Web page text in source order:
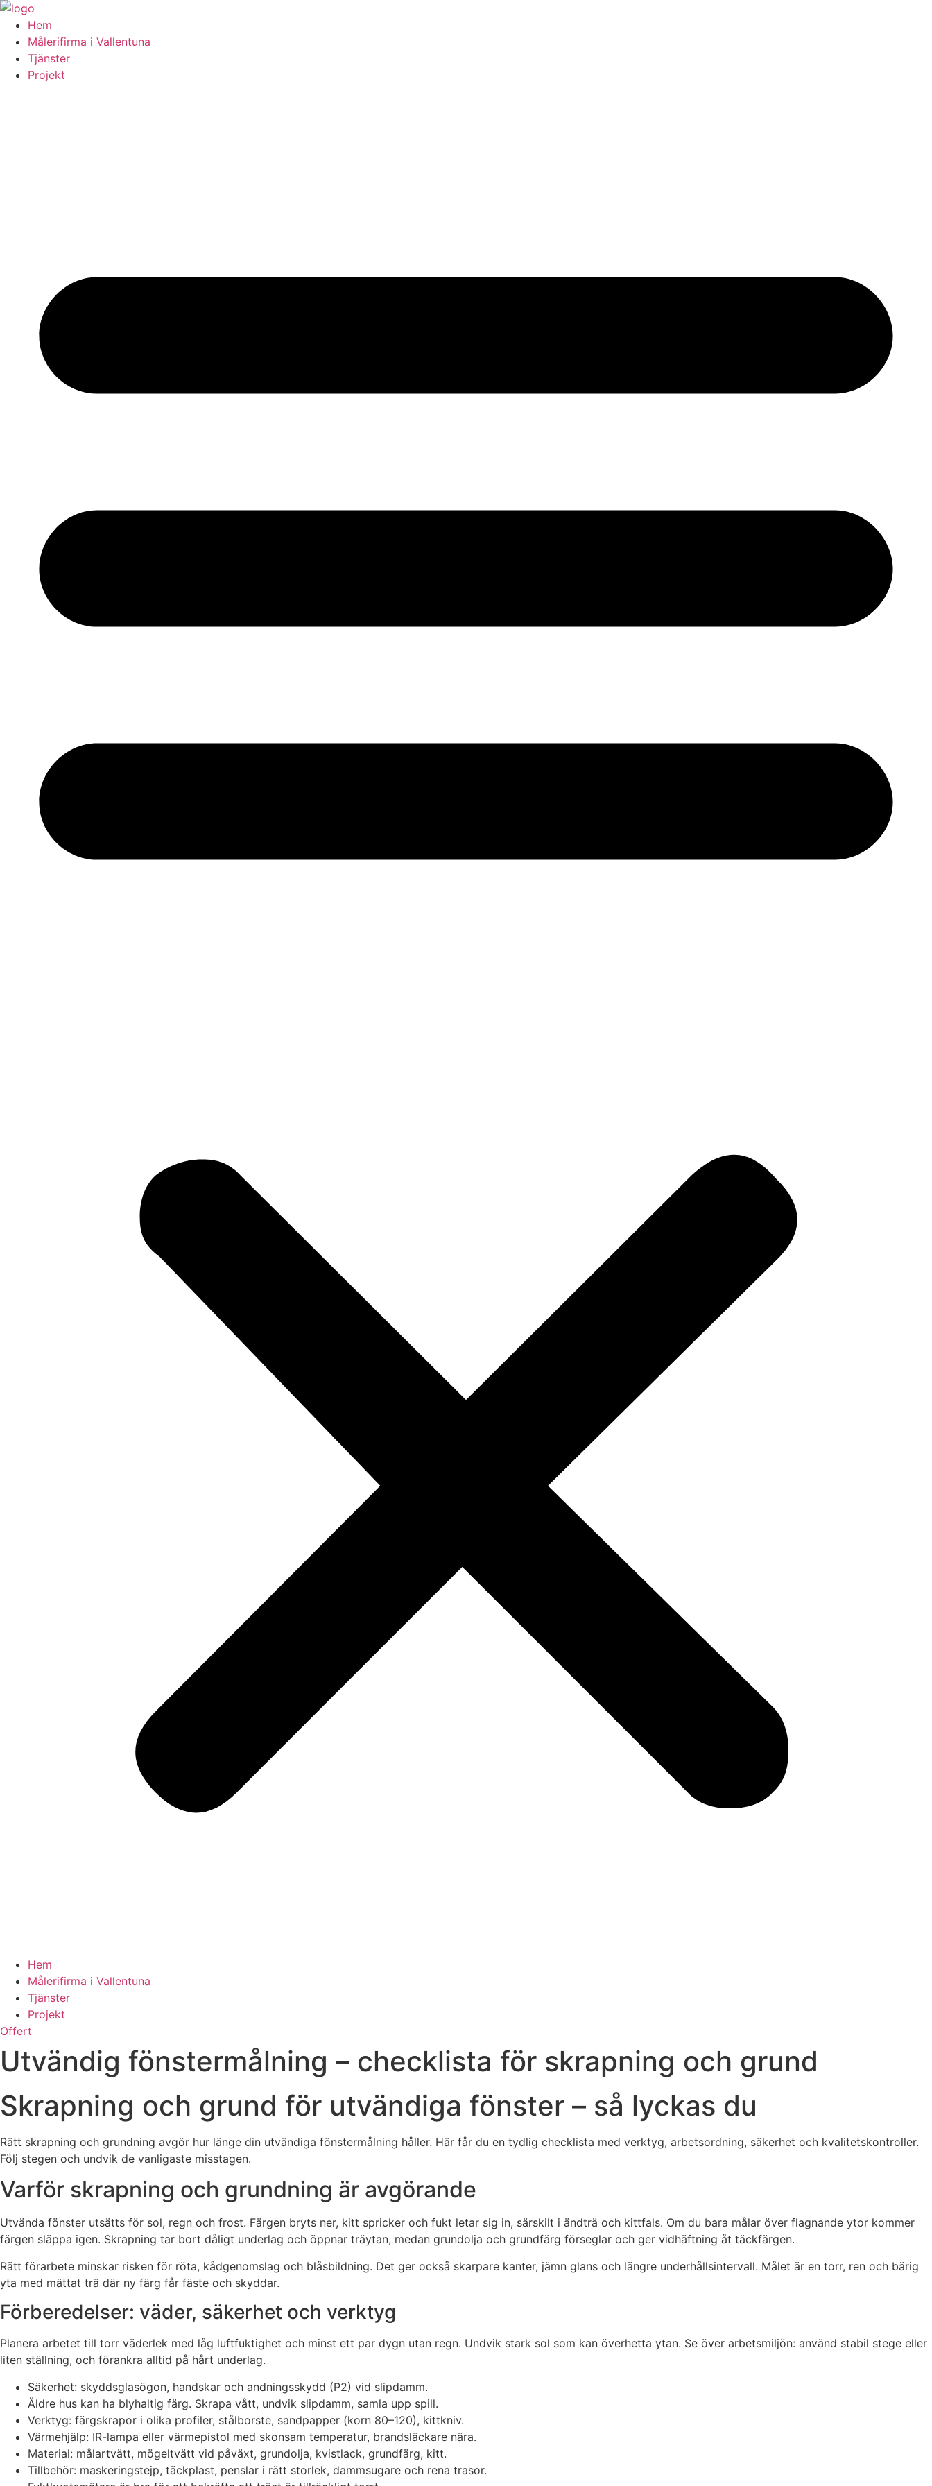
Skip
content
Hem
Målerifirma i Vallentuna
Tjänster
Projekt
Hem
Målerifirma i Vallentuna
Tjänster
Projekt
Offert
Utvändig fönstermålning – checklista för skrapning och grund
Skrapning och grund för utvändiga fönster – så lyckas du
Rätt skrapning och grundning avgör hur länge din utvändiga fönstermålning håller. Här får du en tydlig checklista med verktyg, arbetsordning, säkerhet och kvalitetskontroller.
Följ stegen och undvik de vanligaste misstagen.
Varför skrapning och grundning är avgörande
Utvända fönster utsätts för sol, regn och frost. Färgen bryts ner, kitt spricker och fukt letar sig in, särskilt i ändträ och kittfals. Om du bara målar över flagnande ytor kommer
färgen släppa igen. Skrapning tar bort dåligt underlag och öppnar träytan, medan grundolja och grundfärg förseglar och ger vidhäftning åt täckfärgen.
Rätt förarbete minskar risken för röta, kådgenomslag och blåsbildning. Det ger också skarpare kanter, jämn glans och längre underhållsintervall. Målet är en torr, ren och bärig
yta med mättat trä där ny färg får fäste och skyddar.
Förberedelser: väder, säkerhet och verktyg
Planera arbetet till torr väderlek med låg luftfuktighet och minst ett par dygn utan regn. Undvik stark sol som kan överhetta ytan. Se över arbetsmiljön: använd stabil stege eller
liten ställning, och förankra alltid på hårt underlag.
Säkerhet: skyddsglasögon, handskar och andningsskydd (P2) vid slipdamm.
Äldre hus kan ha blyhaltig färg. Skrapa vått, undvik slipdamm, samla upp spill.
Verktyg: färgskrapor i olika profiler, stålborste, sandpapper (korn 80–120), kittkniv.
Värmehjälp: IR-lampa eller värmepistol med skonsam temperatur, brandsläckare nära.
Material: målartvätt, mögeltvätt vid påväxt, grundolja, kvistlack, grundfärg, kitt.
Tillbehör: maskeringstejp, täckplast, penslar i rätt storlek, dammsugare och rena trasor.